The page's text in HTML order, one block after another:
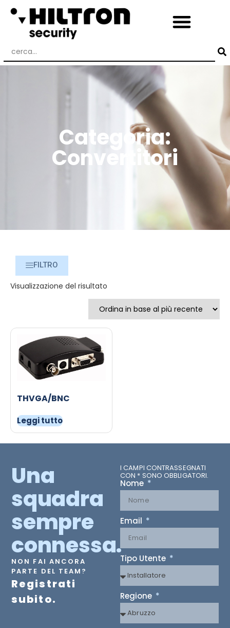
Categoria:
Convertitori
FILTRO
Visualizzazione del risultato
THVGA/BNC
Leggi tutto
Una
squadra
sempre
connessa.
NON FAI ANCORA
PARTE DEL TEAM?
Registrati
subito.
I CAMPI CONTRASSEGNATI
CON * SONO OBBLIGATORI.
Nome
Email
Tipo Utente
Regione